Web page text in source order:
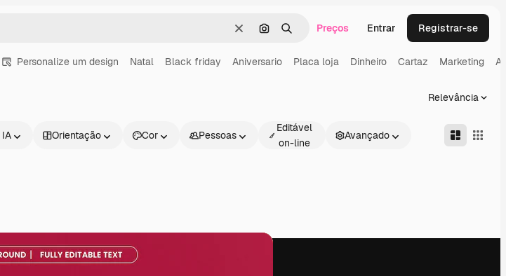
LimparPesquisar por imagem
BuscarPreços Entrar Registrar-se
Personalize um design Natal Black friday Aniversario Placa loja Dinheiro Cartaz Marketing
Relevância
Orientação Cor Pessoas
Editável
on-line
Avançado